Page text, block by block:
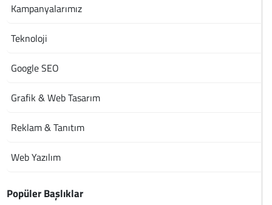
Kampanyalarımız
Teknoloji
Google SEO
Grafik & Web Tasarım
Reklam & Tanıtım
Web Yazılım
Popüler Başlıklar